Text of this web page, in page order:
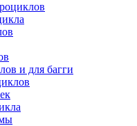
и для багги